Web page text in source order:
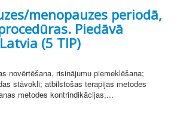
menopauzes periodā,
Piedāvā
(5 TIP)
novērtēšana, risinājumu piemeklēšana;
stāvokli; atbilstošas terapijas metodes
metodes kontrindikācijas,...